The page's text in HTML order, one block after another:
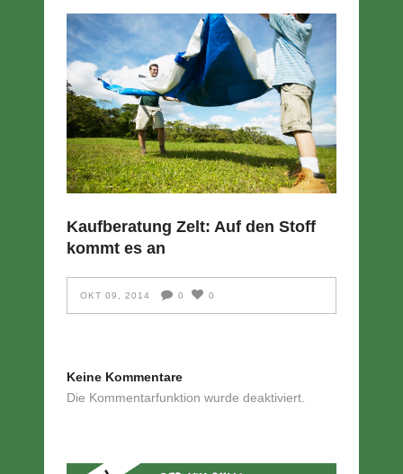
Kaufberatung Zelt: Auf den Stoff
kommt es an
OKT 09, 2014 0 0
Keine Kommentare
Die Kommentarfunktion wurde deaktiviert.